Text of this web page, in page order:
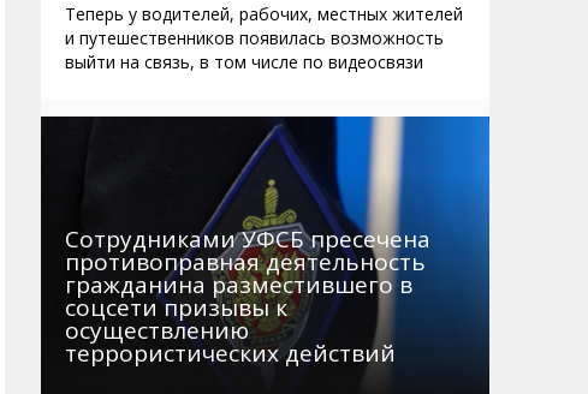
Теперь у водителей, рабочих, местных жителей
и путешественников появилась возможность
выйти на связь, в том числе по видеосвязи
Сотрудниками УФСБ пресечена
противоправная деятельность
гражданина разместившего в
соцсети призывы к
осуществлению
террористических действий